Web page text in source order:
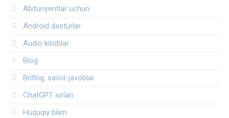
Abituriyentlar uchun
Android dasturlar
Audio kitoblar
Blog
Brifing, savol-javoblar
ChatGPT sirlari
Huquqiy bilim